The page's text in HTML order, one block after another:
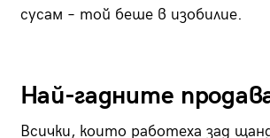
сусам – той беше в изобилие.
Най-гадните
Всички, които работеха зад